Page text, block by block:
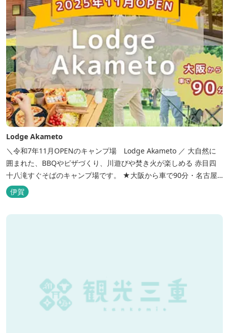
Lodge Akameto
＼令和7年11月OPENのキャンプ場 Lodge Akameto ／ 大自然に
囲まれた、BBQやピザづくり、川遊びや焚き火が楽しめる 赤目四
十八滝すぐそばのキャンプ場です。 ★大阪から車で90分・名古屋
から120分の好アクセス！ ★専用テラス付きバンガローでは、BBQ
をしながら子どもが川遊びをしているのが見れる！ ★Wi-Fiがつな
がります！ ★日帰りBBQや大人数での研修も...
伊賀